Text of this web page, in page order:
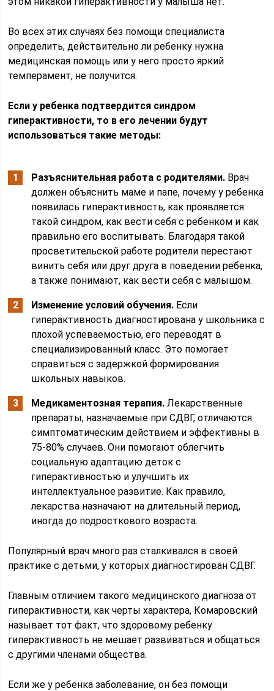
Во всех этих случаях без помощи специалиста
определить, действительно ли ребенку нужна
медицинская помощь или у него просто яркий
темперамент, не получится.
Если у ребенка подтвердится синдром
гиперактивности, то в его лечении будут
использоваться такие методы:
Разъяснительная работа с родителями. Врач
должен объяснить маме и папе, почему у ребенка
появилась гиперактивность, как проявляется
такой синдром, как вести себя с ребенком и как
правильно его воспитывать. Благодаря такой
просветительской работе родители перестают
винить себя или друг друга в поведении ребенка,
а также понимают, как вести себя с малышом.
Изменение условий обучения. Если
гиперактивность диагностирована у школьника с
плохой успеваемостью, его переводят в
специализированный класс. Это помогает
справиться с задержкой формирования
школьных навыков.
Медикаментозная терапия. Лекарственные
препараты, назначаемые при СДВГ, отличаются
симптоматическим действием и эффективны в
75-80% случаев. Они помогают облегчить
социальную адаптацию деток с
гиперактивностью и улучшить их
интеллектуальное развитие. Как правило,
лекарства назначают на длительный период,
иногда до подросткового возраста.
Популярный врач много раз сталкивался в своей
практике с детьми, у которых диагностирован СДВГ.
Главным отличием такого медицинского диагноза от
гиперактивности, как черты характера, Комаровский
называет тот факт, что здоровому ребенку
гиперактивность не мешает развиваться и общаться
с другими членами общества.
Если же у ребенка заболевание, он без помощи